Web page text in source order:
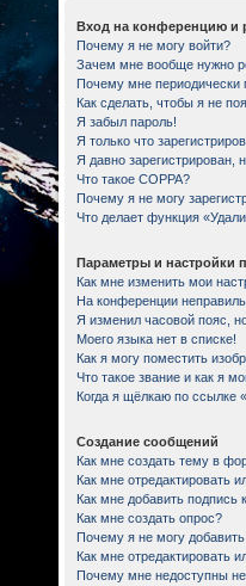
Вход на конференцию и
Почему я не могу войти?
Зачем мне вообще нужно
Почему мне периодически
Как сделать, чтобы я не
Я забыл пароль!
Я только что
Я давно зарегистрирован,
Что такое COPPA?
Почему я не могу
Что делает функция
Параметры и настройки
Как мне изменить мои
На конференции
Я изменил часовой пояс,
Моего языка нет в списке!
Как я могу поместить
Что такое звание и как я
Когда я щёлкаю по ссылке
Создание сообщений
Как мне создать тему в
Как мне отредактировать
Как мне добавить
Как мне создать опрос?
Почему я не могу
Как мне отредактировать
Почему мне недоступны